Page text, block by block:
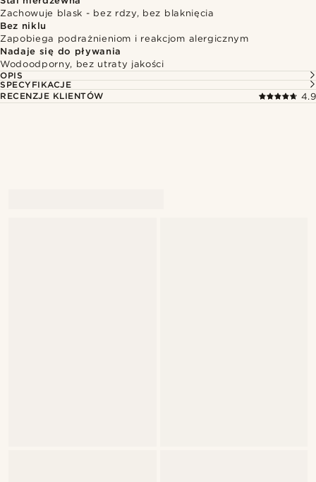
Zachowuje blask - bez rdzy, bez blaknięcia
Bez niklu
Zapobiega podrażnieniom i reakcjom alergicznym
Nadaje się do pływania
Wodoodporny, bez utraty jakości
OPIS
SPECYFIKACJE
RECENZJE KLIENTÓW
4.9